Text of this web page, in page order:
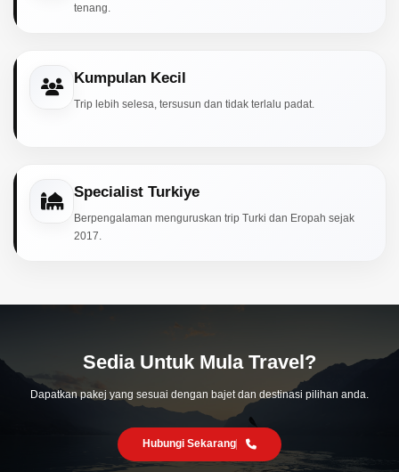
tenang.
Kumpulan Kecil
Trip lebih selesa, tersusun dan tidak terlalu padat.
Specialist Turkiye
Berpengalaman menguruskan trip Turki dan Eropah sejak
2017.
Sedia Untuk Mula Travel?
Dapatkan pakej yang sesuai dengan bajet dan destinasi pilihan anda.
Hubungi Sekarang